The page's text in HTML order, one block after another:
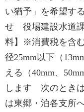
い猶予」を希望す
せ 役場建設水道
料】※消費税を含
径25mm以下（
える（40mm、
します 次のとき
は東郷・泊各支所